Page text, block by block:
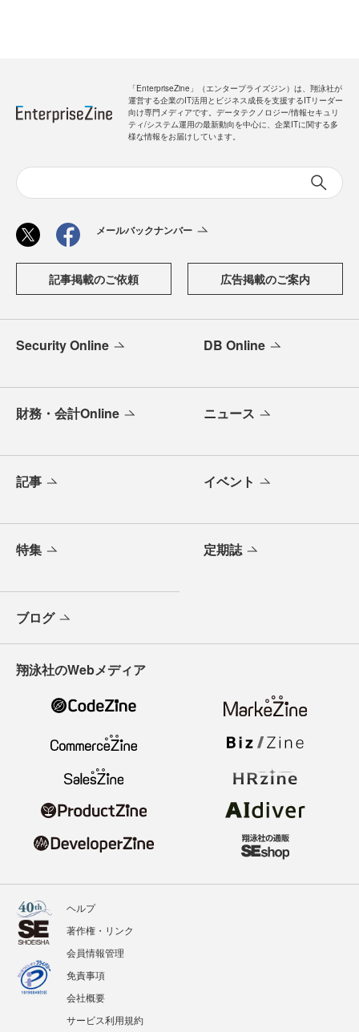
「EnterpriseZine」（エンタープライズジン）は、翔泳社が
運営する企業のIT活用とビジネス成長を支援するITリーダー
向け専門メディアです。データテクノロジー/情報セキュリ
ティ/システム運用の最新動向を中心に、企業ITに関する多
様な情報をお届けしています。
メールバックナンバー
記事掲載のご依頼 広告掲載のご案内
Security Online DB Online
財務・会計Online ニュース
記事 イベント
特集 定期誌
ブログ
翔泳社のWebメディア
ヘルプ
著作権・リンク
会員情報管理
免責事項
会社概要
サービス利用規約